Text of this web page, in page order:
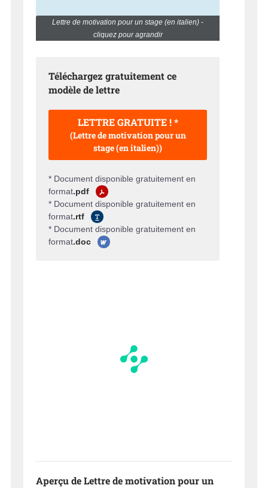
Lettre de motivation pour un stage (en italien) -
cliquez pour agrandir
Téléchargez gratuitement ce
modèle de lettre
LETTRE GRATUITE ! *
(Lettre de motivation pour un
stage (en italien))
* Document disponible gratuitement en
format.pdf
* Document disponible gratuitement en
format.rtf
* Document disponible gratuitement en
format.doc
Aperçu de Lettre de motivation pour un